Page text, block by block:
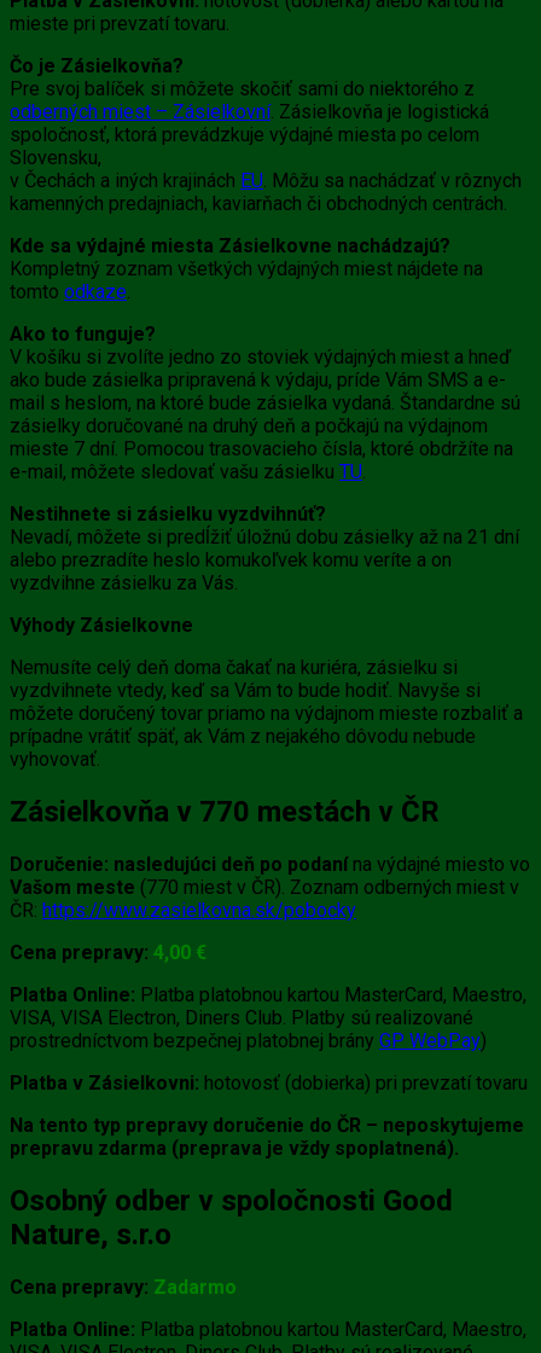
mieste pri prevzatí tovaru.
Čo je Zásielkovňa?
Pre svoj balíček si môžete skočiť sami do niektorého z
odberných miest – Zásielkovní. Zásielkovňa je logistická
spoločnosť, ktorá prevádzkuje výdajné miesta po celom
Slovensku,
v Čechách a iných krajinách EU. Môžu sa nachádzať v rôznych
kamenných predajniach, kaviarňach či obchodných centrách.
Kde sa výdajné miesta Zásielkovne nachádzajú?
Kompletný zoznam všetkých výdajných miest nájdete na
tomto odkaze.
Ako to funguje?
V košíku si zvolíte jedno zo stoviek výdajných miest a hneď
ako bude zásielka pripravená k výdaju, príde Vám SMS a e-
mail s heslom, na ktoré bude zásielka vydaná. Štandardne sú
zásielky doručované na druhý deň a počkajú na výdajnom
mieste 7 dní. Pomocou trasovacieho čísla, ktoré obdržíte na
e-mail, môžete sledovať vašu zásielku TU.
Nestihnete si zásielku vyzdvihnúť?
Nevadí, môžete si predĺžiť úložnú dobu zásielky až na 21 dní
alebo prezradíte heslo komukoľvek komu veríte a on
vyzdvihne zásielku za Vás.
Výhody Zásielkovne
Nemusíte celý deň doma čakať na kuriéra, zásielku si
vyzdvihnete vtedy, keď sa Vám to bude hodiť. Navyše si
môžete doručený tovar priamo na výdajnom mieste rozbaliť a
prípadne vrátiť späť, ak Vám z nejakého dôvodu nebude
vyhovovať.
Zásielkovňa v 770 mestách v ČR
Doručenie: nasledujúci deň po podanína výdajné miesto vo
Vašom meste (770 miest v ČR). Zoznam odberných miest v
ČR: https://www.zasielkovna.sk/pobocky
Cena prepravy: 4,00 €
Platba Online: Platba platobnou kartou MasterCard, Maestro,
VISA, VISA Electron, Diners Club. Platby sú realizované
prostredníctvom bezpečnej platobnej brány GP WebPay)
Platba v Zásielkovni: hotovosť (dobierka) pri prevzatí tovaru
Na tento typ prepravy doručenie do ČR – neposkytujeme
prepravu zdarma (preprava je vždy spoplatnená).
Osobný odber v spoločnosti Good
Nature, s.r.o
Cena prepravy: Zadarmo
Platba Online: Platba platobnou kartou MasterCard, Maestro,